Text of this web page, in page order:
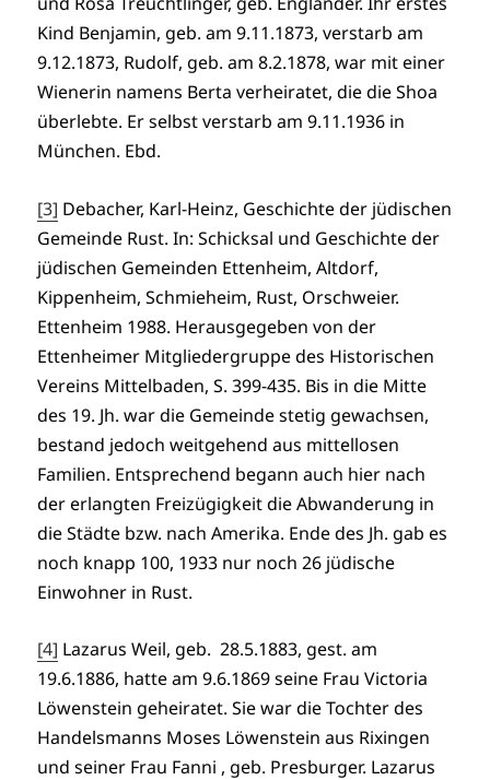
Kind Benjamin, geb. am 9.11.1873, verstarb am
9.12.1873, Rudolf, geb. am 8.2.1878, war mit einer
Wienerin namens Berta verheiratet, die die Shoa
überlebte. Er selbst verstarb am 9.11.1936 in
München. Ebd.
[3] Debacher, Karl-Heinz, Geschichte der jüdischen
Gemeinde Rust. In: Schicksal und Geschichte der
jüdischen Gemeinden Ettenheim, Altdorf,
Kippenheim, Schmieheim, Rust, Orschweier.
Ettenheim 1988. Herausgegeben von der
Ettenheimer Mitgliedergruppe des Historischen
Vereins Mittelbaden, S. 399-435. Bis in die Mitte
des 19. Jh. war die Gemeinde stetig gewachsen,
bestand jedoch weitgehend aus mittellosen
Familien. Entsprechend begann auch hier nach
der erlangten Freizügigkeit die Abwanderung in
die Städte bzw. nach Amerika. Ende des Jh. gab es
noch knapp 100, 1933 nur noch 26 jüdische
Einwohner in Rust.
[4] Lazarus Weil, geb. 28.5.1883, gest. am
19.6.1886, hatte am 9.6.1869 seine Frau Victoria
Löwenstein geheiratet. Sie war die Tochter des
Handelsmanns Moses Löwenstein aus Rixingen
und seiner Frau Fanni , geb. Presburger. Lazarus